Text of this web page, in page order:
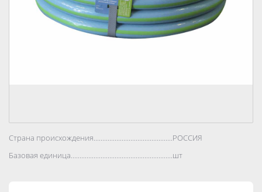
Страна происхождения..................................................................................
РОССИЯ
Базовая единица..................................................................................
шт